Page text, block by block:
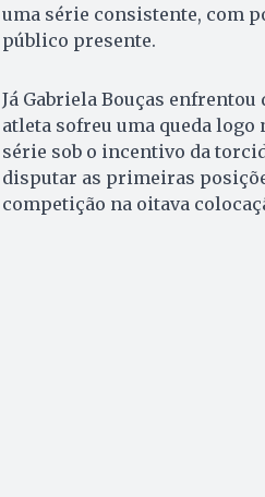
uma série consistente, com
público presente.
Já Gabriela Bouças
atleta sofreu uma queda
série sob o incentivo da
disputar as primeiras
competição na oitava